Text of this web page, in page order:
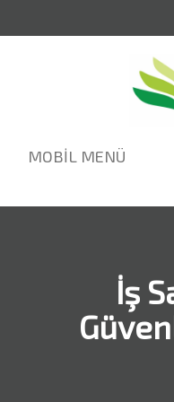
MOBİL MENÜ
İş